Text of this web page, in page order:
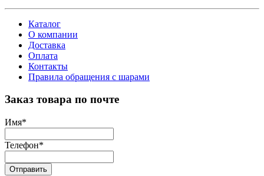
Каталог
О компании
Доставка
Оплата
Контакты
Правила обращения с шарами
Заказ товара по почте
Имя*
Телефон*
Отправить